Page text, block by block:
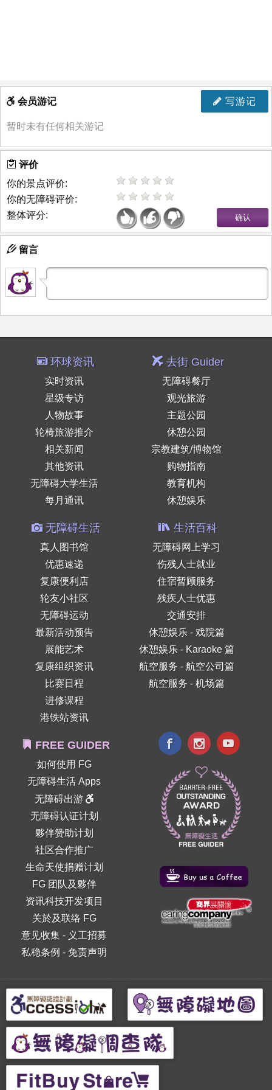
写游记
会员游记
暂时未有任何相关游记
评价
你的景点评价:
你的无障碍评价:
整体评分:
留言
环球资讯
实时资讯
星级专访
人物故事
轮椅旅游推介
相关新闻
其他资讯
无障碍大学生活
每月通讯
去街 Guider
无障碍餐厅
观光旅游
主题公园
休憩公园
宗教建筑/博物馆
购物指南
教育机构
休憩娱乐
无障碍生活
真人图书馆
优惠速递
复康便利店
轮友小社区
无障碍运动
最新活动预告
展能艺术
复康组织资讯
比赛日程
进修课程
港铁站资讯
生活百科
无障碍网上学习
伤残人士就业
住宿暂顾服务
残疾人士优惠
交通安排
休憩娱乐 - 戏院篇
休憩娱乐 - Karaoke 篇
航空服务 - 航空公司篇
航空服务 - 机场篇
FREE GUIDER
如何使用 FG
无障碍生活 Apps
无障碍出游
无障碍认证计划
夥伴赞助计划
社区合作推广
生命天使捐赠计划
FG 团队及夥伴
资讯科技开发项目
关於及联络 FG
意见收集 - 义工招募
私稳条例 - 免责声明